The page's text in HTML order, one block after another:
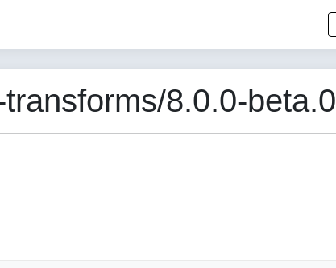
8.0.0-beta.0